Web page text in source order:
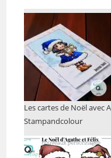
Les cartes de Noël avec
Stampandcolour